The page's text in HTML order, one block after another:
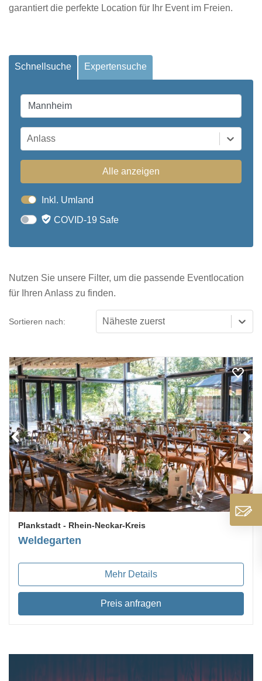
garantiert die perfekte Location für Ihr Event im Freien.
Schnellsuche Expertensuche
Anlass
Alle anzeigen
Inkl. Umland
COVID-19 Safe
Nutzen Sie unsere Filter, um die passende Eventlocation
für Ihren Anlass zu finden.
Sortieren nach: Näheste zuerst
Loading...
Weldegarten
Plankstadt - Rhein-Neckar-Kreis
Mehr Details
Preis anfragen